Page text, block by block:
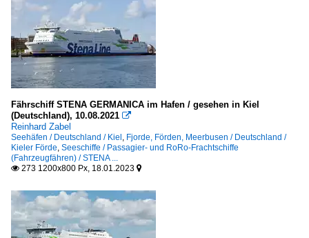
Fährschiff STENA GERMANICA im Hafen / gesehen in Kiel
(Deutschland), 10.08.2021 
Reinhard Zabel
Seehäfen / Deutschland / Kiel, Fjorde, Förden, Meerbusen / Deutschland /
Kieler Förde, Seeschiffe / Passagier- und RoRo-Frachtschiffe
(Fahrzeugfähren) / STENA ...
 273 1200x800 Px, 18.01.2023 